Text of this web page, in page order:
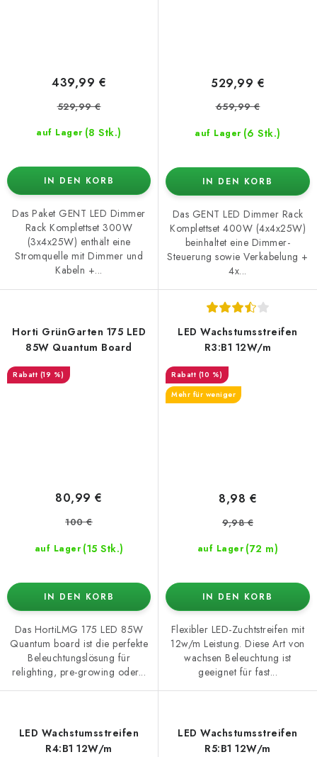
auf Lager (8 Stk.)
439,99 €
529,99 €
IN DEN KORB
Das Paket GENT LED Dimmer
Rack Komplettset 300W
(3x4x25W) enthält eine
Stromquelle mit Dimmer und
Kabeln +...
auf Lager (6 Stk.)
529,99 €
659,99 €
IN DEN KORB
Das GENT LED Dimmer Rack
Komplettset 400W (4x4x25W)
beinhaltet eine Dimmer-
Steuerung sowie Verkabelung +
4x...
Horti GrünGarten 175 LED
85W Quantum Board
(19 %)
auf Lager (15 Stk.)
80,99 €
100 €
IN DEN KORB
Das HortiLMG 175 LED 85W
Quantum board ist die perfekte
Beleuchtungslösung für
relighting, pre-growing oder...
LED Wachstumsstreifen
R3:B1 12W/m
(10 %)
Mehr für weniger
auf Lager (72 m)
8,98 €
9,98 €
IN DEN KORB
Flexibler LED-Zuchtstreifen mit
12w/m Leistung. Diese Art von
wachsen Beleuchtung ist
geeignet für fast...
LED Wachstumsstreifen
R4:B1 12W/m
LED Wachstumsstreifen
R5:B1 12W/m